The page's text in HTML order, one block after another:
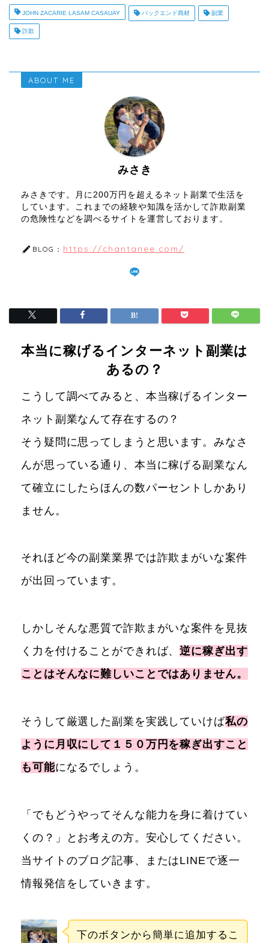
JOHN ZACARIE LASAM CASAUAY バックエンド商材 副業
詐欺
ABOUT ME
みさき
みさきです。月に200万円を超えるネット副業で生活を
しています。これまでの経験や知識を活かして詐欺副業
の危険性などを調べるサイトを運営しております。
BLOG： https://chantanee.com/
本当に稼げるインターネット副業は
あるの？
こうして調べてみると、本当稼げるインター
ネット副業なんて存在するの？
そう疑問に思ってしまうと思います。みなさ
んが思っている通り、本当に稼げる副業なん
て確立にしたらほんの数パーセントしかあり
ません。
それほど今の副業業界では詐欺まがいな案件
が出回っています。
しかしそんな悪質で詐欺まがいな案件を見抜
く力を付けることができれば、逆に稼ぎ出す
ことはそんなに難しいことではありません。
そうして厳選した副業を実践していけば私の
ように月収にして１５０万円を稼ぎ出すこと
も可能になるでしょう。
「でもどうやってそんな能力を身に着けてい
くの？」とお考えの方。安心してください。
当サイトのブログ記事、またはLINEで逐一
情報発信をしていきます。
下のボタンから簡単に追加するこ